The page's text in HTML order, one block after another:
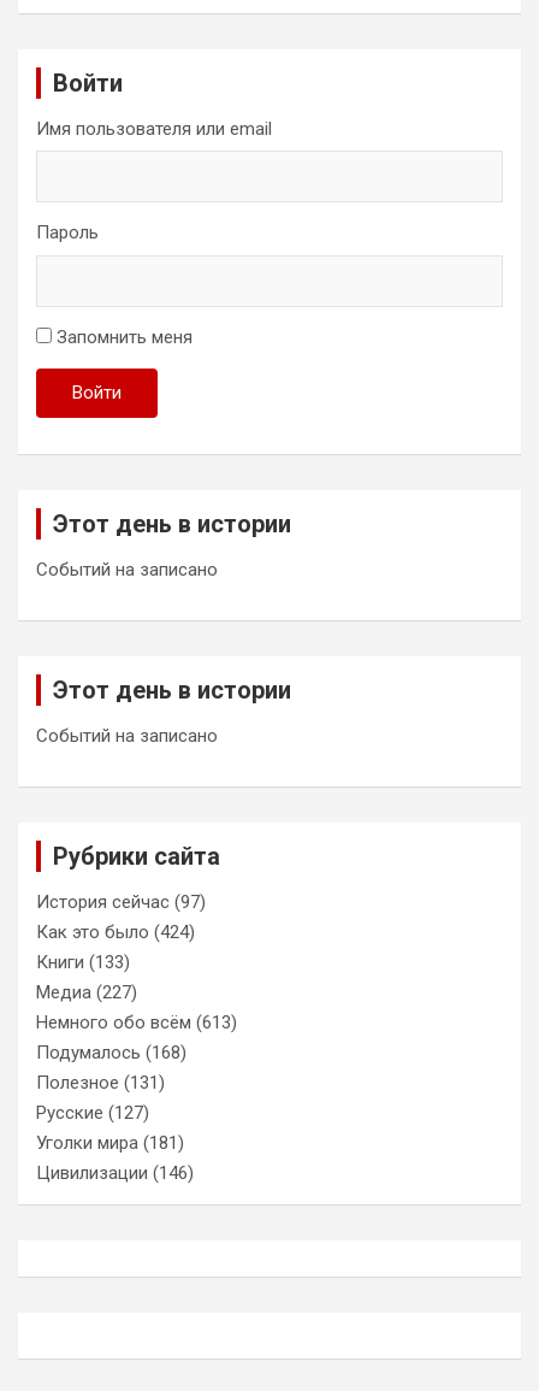
Войти
Имя пользователя или email
Пароль
Запомнить меня
Войти
Этот день в истории
Событий на записано
Этот день в истории
Событий на записано
Рубрики сайта
История сейчас (97)
Как это было (424)
Книги (133)
Медиа (227)
Немного обо всём (613)
Подумалось (168)
Полезное (131)
Русские (127)
Уголки мира (181)
Цивилизации (146)